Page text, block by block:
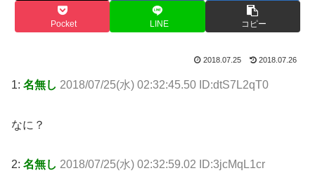
Pocket LINE コピー
2018.07.25 2018.07.26
1: 名無し 2018/07/25(水) 02:32:45.50 ID:dtS7L2qT0
なに？
2: 名無し 2018/07/25(水) 02:32:59.02 ID:3jcMqL1cr